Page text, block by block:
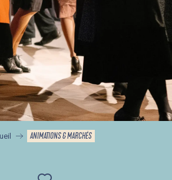
ANIMATIONS & MARCHÉS